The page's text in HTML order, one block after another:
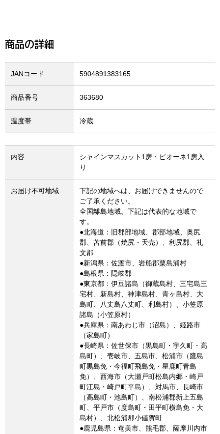
商品の詳細
JANコード 5904891383165
商品番号 363680
温度帯 冷蔵
内容
シャインマスカット1房・ピオーネ1房入
り
お届け不可地域
下記の地域へは、お届けできませんので
ご了承ください。
全国離島地域。下記は代表的な地域で
す。
●北海道：旧郡部地域、郡部地域、奥尻
郡、苫前郡（焼尻・天売）、利尻郡、礼
文郡
●新潟県：佐渡市、岩船郡粟島浦村
●島根県：隠岐郡
●東京都：伊豆諸島（御蔵島村、三宅島三
宅村、新島村、神津島村、青ヶ島村、大
島町、八丈島八丈町、利島村）、小笠原
諸島（小笠原村）
●兵庫県：南あわじ市（沼島）、姫路市
（家島町）
●長崎県：佐世保市（黒島町・宇久町・高
島町）、壱岐市、五島市、松浦市（鷹島
町黒島免・今福町飛島免・星鹿町青島
免）、西海市（大瀬戸町松島内郷・崎戸
町江島・崎戸町平島）、対馬市、長崎市
（高島町・池島町）、南松浦郡新上五島
町、平戸市（度島町・田平町横島免・大
島村）、北松浦郡小値賀町
●鹿児島県：奄美市、熊毛郡、薩摩川内市